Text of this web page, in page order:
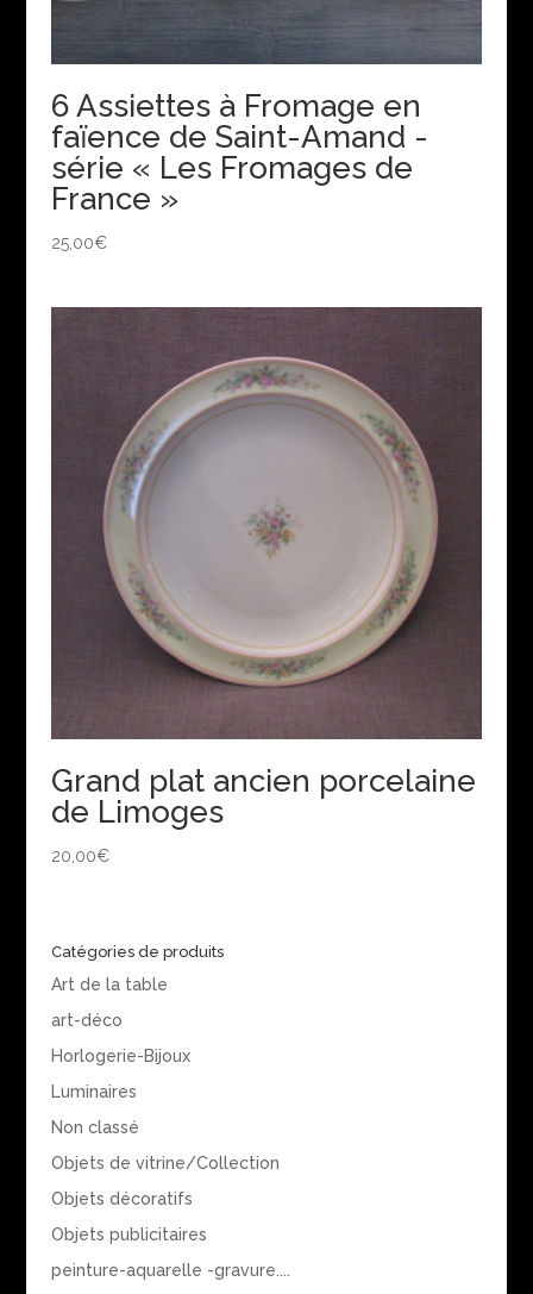
6 Assiettes à Fromage en
faïence de Saint-Amand -
série « Les Fromages de
France »
25,00€
Grand plat ancien porcelaine
de Limoges
20,00€
Catégories de produits
Art de la table
art-déco
Horlogerie-Bijoux
Luminaires
Non classé
Objets de vitrine/Collection
Objets décoratifs
Objets publicitaires
peinture-aquarelle -gravure....